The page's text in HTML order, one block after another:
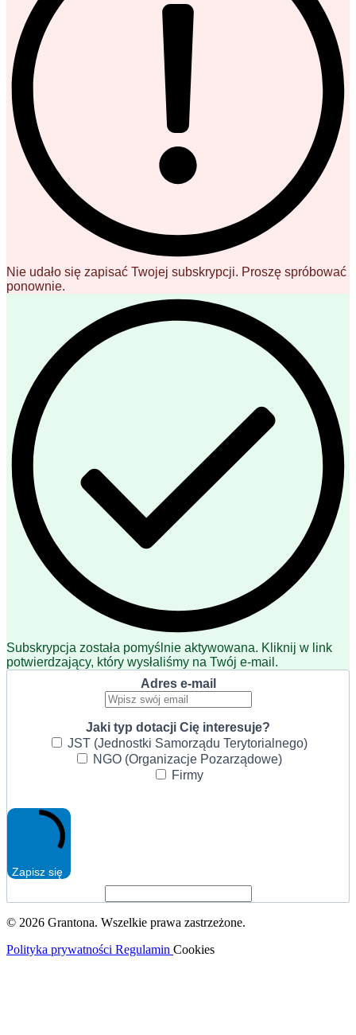
Nie udało się zapisać Twojej subskrypcji. Proszę spróbować
ponownie.
Subskrypcja została pomyślnie aktywowana. Kliknij w link
potwierdzający, który wysłaliśmy na Twój e-mail.
Adres e-mail
Jaki typ dotacji Cię interesuje?
JST (Jednostki Samorządu Terytorialnego)
NGO (Organizacje Pozarządowe)
Firmy
Zapisz się
© 2026 Grantona. Wszelkie prawa zastrzeżone.
Polityka prywatności Regulamin Cookies